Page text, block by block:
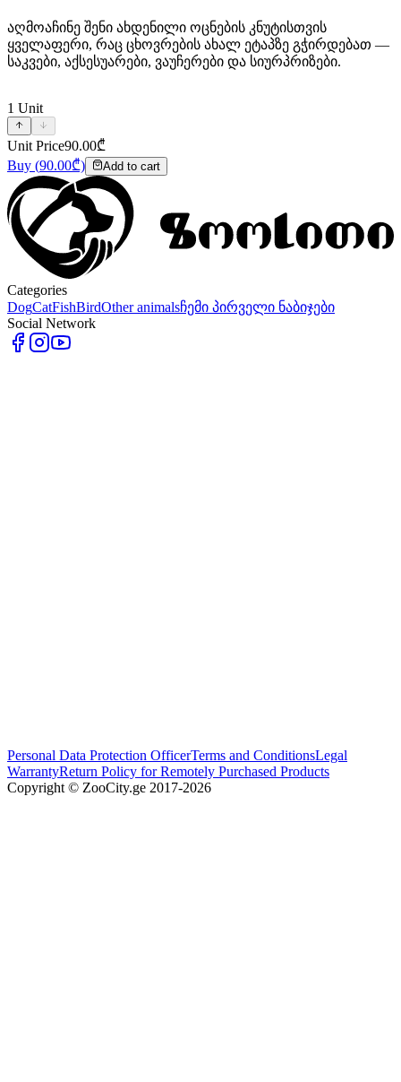
აღმოაჩინე შენი ახდენილი ოცნების კნუტისთვის
ყველაფერი, რაც ცხოვრების ახალ ეტაპზე გჭირდებათ —
საკვები, აქსესუარები, ვაუჩერები და სიურპრიზები.
1 Unit
Unit Price90.00₾
Buy (90.00₾) Add to cart
Categories
DogCatFishBirdOther animalsჩემი პირველი ნაბიჯები
Social Network
Personal Data Protection OfficerTerms and ConditionsLegal
WarrantyReturn Policy for Remotely Purchased Products
Copyright © ZooCity.ge 2017-2026